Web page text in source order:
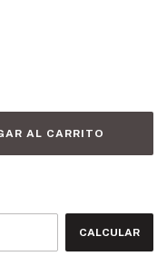
CALCULAR